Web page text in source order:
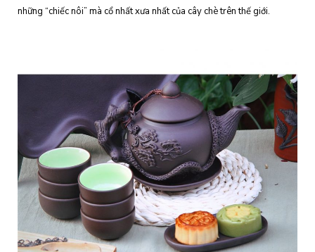
những “chiếc nôi” mà cổ nhất xưa nhất của cây chè trên thế giới.